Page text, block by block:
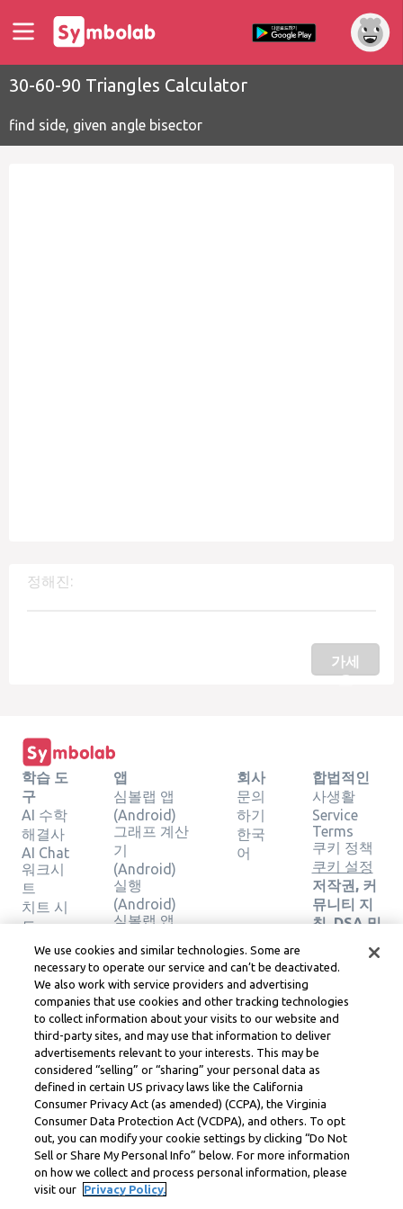
30-60-90 Triangles Calculator
find side, given angle bisector
정해진:
가세
요
학습 도
구
AI 수학
해결사
AI Chat
워크시
트
치트 시
트
계산기
그래프
계산기
지오메
트리 계
산기
솔루션
확인
앱
심볼랩 앱
(Android)
그래프 계산
기
(Android)
실행
(Android)
심볼랩 앱
그래프 계산
기 (iOS)
실행 (iOS)
회사
문의
하기
한국
어
합법적인
사생활
Service
Terms
쿠키 정책
쿠키 설정
저작권, 커
뮤니티 지
침, DSA 및
리소스
법률 센터
Learneo
서비스 약
관
Symbolab, a Learneo, Inc. business
© Learneo, Inc. 2024
We use cookies and similar technologies. Some are
necessary to operate our service and can’t be deactivated.
We also work with service providers and advertising
companies that use cookies and other tracking technologies
to collect information about your visits to our website and
third-party sites, and may use that information to deliver
advertisements relevant to your interests. This may be
considered “selling” or “sharing” your personal data as
defined in certain US privacy laws like the California
Consumer Privacy Act (as amended) (CCPA), the Virginia
Consumer Data Protection Act (VCDPA), and others. To opt
out, you can modify your cookie settings by clicking “Do Not
Sell or Share My Personal Info” below. For more information
on how we collect and process personal information, please
visit our
Privacy Policy.